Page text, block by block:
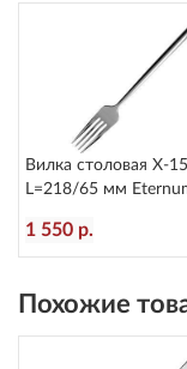
Вилка столовая X-15
L=218/65 мм
1 550 р.
Похожие